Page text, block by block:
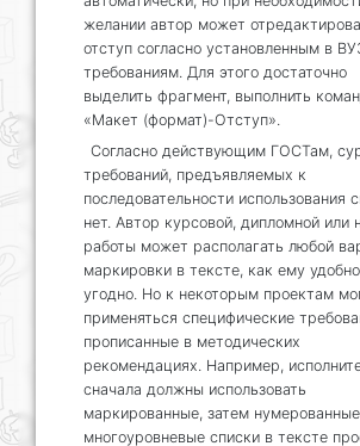
желании автор может
отступ согласно установленным в
требованиям. Для этого достаточно
выделить фрагмент, выполнить
«Макет (формат)-Отступ».
Согласно действующим ГОСТам,
требований, предъявляемых к
последовательности использования
нет. Автор курсовой, дипломной или
работы может располагать любой
маркировки в тексте, как ему
угодно. Но к некоторым проектам
применяться специфические
прописанные в методических
рекомендациях. Например,
сначала должны использовать
маркированные, затем
многоуровневые списки в тексте